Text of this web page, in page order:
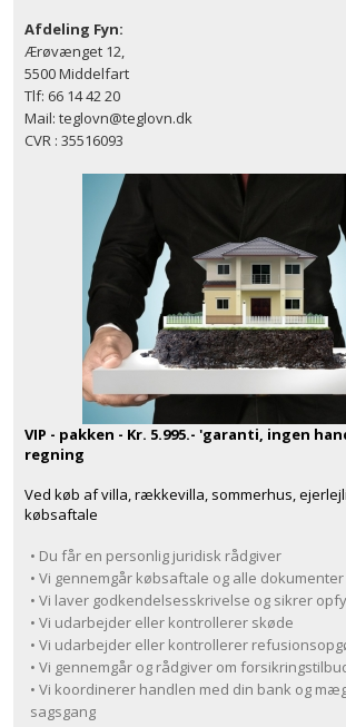
Afdeling Fyn:
Ærøvænget 12,
5500 Middelfart
Tlf: 66 14 42 20
Mail: teglovn@teglovn.dk
CVR : 35516093
VIP - pakken - Kr. 5.995.- 'garanti, ingen
regning
Ved køb af villa, rækkevilla, sommerhus,
købsaftale
• Du får en personlig juridisk rådgiver
• Vi gennemgår købsaftale og alle dokumenter
• Vi laver godkendelsesskrivelse og sikrer
• Vi udarbejder eller kontrollerer skøde
• Vi udarbejder eller kontrollerer
• Vi gennemgår og rådgiver om
• Vi koordinerer handlen med din bank og
sagsgang